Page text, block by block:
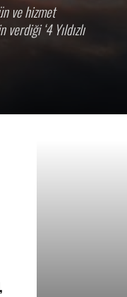
ve hizmet
‘4 Yıldızlı